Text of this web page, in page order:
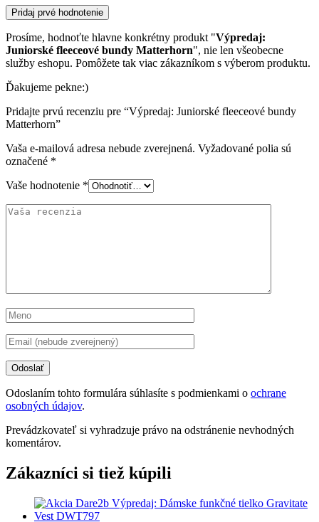
Pridaj prvé hodnotenie
Prosíme, hodnoťte hlavne konkrétny produkt "Výpredaj:
Juniorské fleeceové bundy Matterhorn", nie len všeobecne
služby eshopu. Pomôžete tak viac zákazníkom s výberom produktu.
Ďakujeme pekne:)
Pridajte prvú recenziu pre “Výpredaj: Juniorské fleeceové bundy
Matterhorn”
Vaša e-mailová adresa nebude zverejnená. Vyžadované polia sú
označené *
Vaše hodnotenie *
Odoslaním tohto formulára súhlasíte s podmienkami o ochrane
osobných údajov.
Prevádzkovateľ si vyhradzuje právo na odstránenie nevhodných
komentárov.
Zákazníci si tiež kúpili